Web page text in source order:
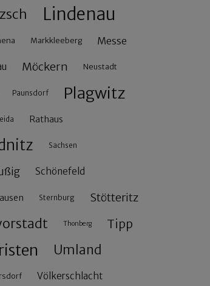
Lindenau
Markkleeberg Messe
Möckern Neustadt
Paunsdorf Plagwitz
Rathaus
Sachsen
Schönefeld
Sternburg Stötteritz
Thonberg Tipp
Umland
Völkerschlacht